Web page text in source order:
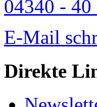
04340 - 40
E-Mail
Direkte